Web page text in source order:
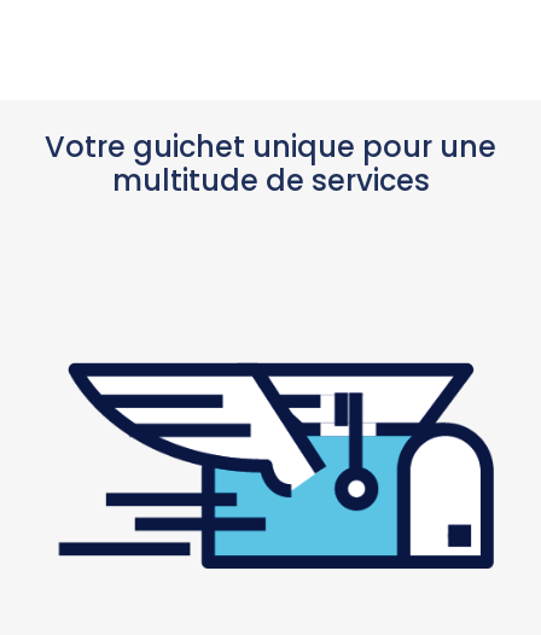
Votre guichet unique pour une
multitude de services